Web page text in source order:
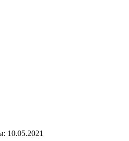
10.05.2021